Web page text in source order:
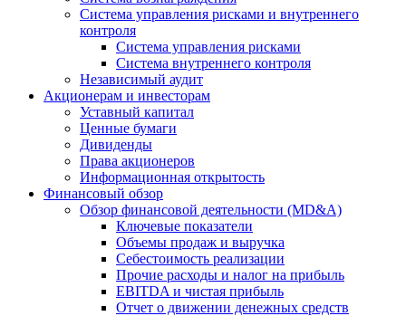
Система управления рисками и внутреннего
контроля
Система управления рисками
Система внутреннего контроля
Независимый аудит
Акционерам и инвесторам
Уставный капитал
Ценные бумаги
Дивиденды
Права акционеров
Информационная открытость
Финансовый обзор
Обзор финансовой деятельности (MD&A)
Ключевые показатели
Объемы продаж и выручка
Себестоимость реализации
Прочие расходы и налог на прибыль
EBITDA и чистая прибыль
Отчет о движении денежных средств